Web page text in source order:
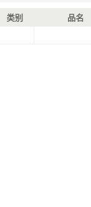
类别 品名